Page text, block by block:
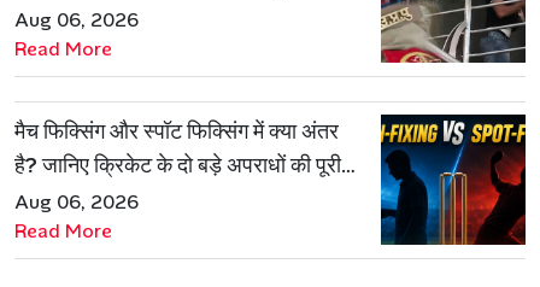
हिरासत में
Aug 06, 2026
Read More
मैच फिक्सिंग और स्पॉट फिक्सिंग में क्या अंतर
है? जानिए क्रिकेट के दो बड़े अपराधों की पूरी
कहानी
Aug 06, 2026
Read More